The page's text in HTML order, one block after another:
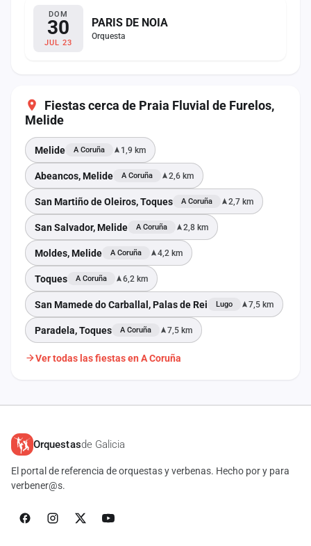
DOM
30
JUL 23
PARIS DE NOIA
Orquesta
Fiestas cerca de Praia Fluvial de Furelos,
Melide
Melide A Coruña 1,9 km
Abeancos, Melide A Coruña 2,6 km
San Martiño de Oleiros, Toques A Coruña 2,7 km
San Salvador, Melide A Coruña 2,8 km
Moldes, Melide A Coruña 4,2 km
Toques A Coruña 6,2 km
San Mamede do Carballal, Palas de Rei Lugo 7,5 km
Paradela, Toques A Coruña 7,5 km
Ver todas las fiestas en A Coruña
Orquestasde Galicia
El portal de referencia de orquestas y verbenas. Hecho por y para
verbener@s.